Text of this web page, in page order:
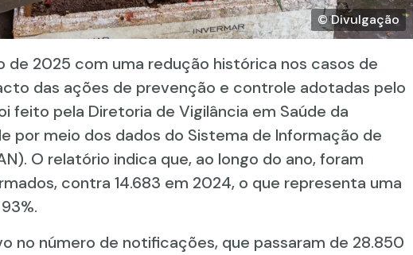
© Divulgação
de 2025 com uma redução histórica nos casos de
das ações de prevenção e controle adotadas pelo
feito pela Diretoria de Vigilância em Saúde da
por meio dos dados do Sistema de Informação de
O relatório indica que, ao longo do ano, foram
contra 14.683 em 2024, o que representa uma
no número de notificações, que passaram de 28.850